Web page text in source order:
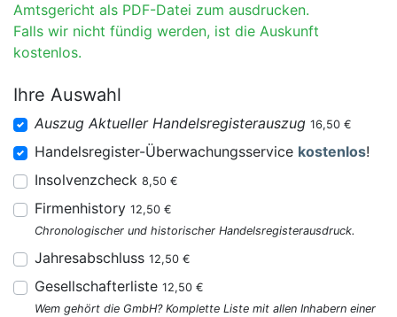
Amtsgericht als PDF-Datei zum ausdrucken.
Falls wir nicht fündig werden, ist die Auskunft
kostenlos.
Ihre Auswahl
Auszug Aktueller Handelsregisterauszug 16,50 €
Handelsregister-Überwachungsservice kostenlos!
Insolvenzcheck 8,50 €
Firmenhistory 12,50 €
Chronologischer und historischer Handelsregisterausdruck.
Jahresabschluss 12,50 €
Gesellschafterliste 12,50 €
Wem gehört die GmbH? Komplette Liste mit allen Inhabern einer